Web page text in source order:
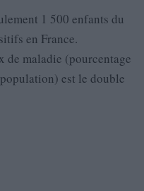
1 500 enfants du
en France.
de maladie (pourcentage
est le double